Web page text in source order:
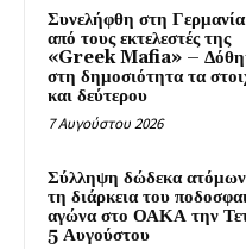
Συνελήφθη στη Γερμανία
από τους εκτελεστές της
«Greek Mafia» –
στη δημοσιότητα τα
και δεύτερου
7 Αυγούστου 2026
Σύλληψη δώδεκα
τη διάρκεια του
αγώνα στο ΟΑΚΑ την
5 Αυγούστου